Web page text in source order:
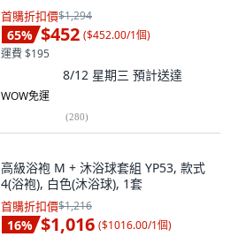
首購折扣價$1,294
65% $452 ($452.00/1個)
運費 $195
8/12 星期三 預計送達
WOW免運
(280)
高級浴袍 M + 沐浴球套組 YP53, 款式
4(浴袍), 白色(沐浴球), 1套
首購折扣價$1,216
16% $1,016 ($1016.00/1個)